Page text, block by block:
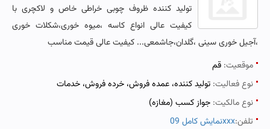
تولید کننده ظروف چوبی خراطی خاص و لاکچری با
کیفیت عالی انواع کاسه ،میوه خوری،شکلات خوری
،آجیل خوری سینی ،گلدان،جاشمعی... کیفیت عالی قیمت مناسب
موقعیت: قم
نوع فعالیت: تولید کننده، عمده فروش، خرده فروش، خدمات
نوع مالکیت: جواز کسب (مغازه)
تلفن:نمایش کامل 09xxx